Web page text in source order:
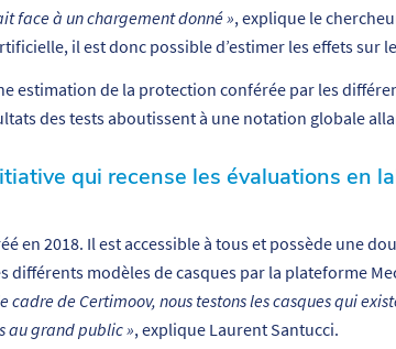
face à un chargement donné », explique le
il est donc possible d’estimer les effets sur
estimation de la protection conférée par les
des tests aboutissent à une notation globale
qui recense les évaluations en
en 2018. Il est accessible à tous et possède une
différents modèles de casques par la plateforme
cadre de Certimoov, nous testons les casques qui
au grand public », explique Laurent Santucci.